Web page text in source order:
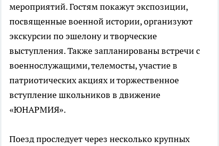
мероприятий. Гостям покажут экспозиции,
посвященные военной истории, организуют
экскурсии по эшелону и творческие
выступления. Также запланированы встречи с
военнослужащими, телемосты, участие в
патриотических акциях и торжественное
вступление школьников в движение
«ЮНАРМИЯ».
Поезд проследует через несколько крупных